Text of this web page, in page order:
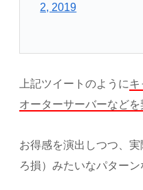
2, 2019
上記ツイートのようにキ
オーターサーバーなどを
お得感を演出しつつ、
ろ損）みたいなパターン